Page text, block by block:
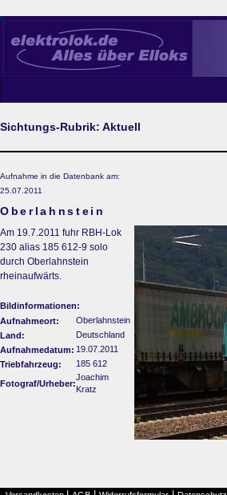
Sichtungs-Rubrik: Aktuell
Aufnahme in die Datenbank am:
25.07.2011
Oberlahnstein
Am 19.7.2011 fuhr RBH-Lok
230 alias 185 612-9 solo
durch Oberlahnstein
rheinaufwärts.
Bildinformationen:
Aufnahmeort:
Oberlahnstein
Land:
Deutschland
Aufnahmedatum: 19.07.2011
Triebfahrzeug:
185 612
Fotograf/Urheber:
Joachim
Kratz